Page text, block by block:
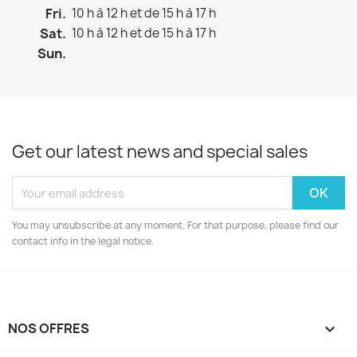
Fri. 10 h à 12 h et de 15 h à 17 h
Sat. 10 h à 12 h et de 15 h à 17 h
Sun.
Get our latest news and special sales
You may unsubscribe at any moment. For that purpose, please find our
contact info in the legal notice.
NOS OFFRES 